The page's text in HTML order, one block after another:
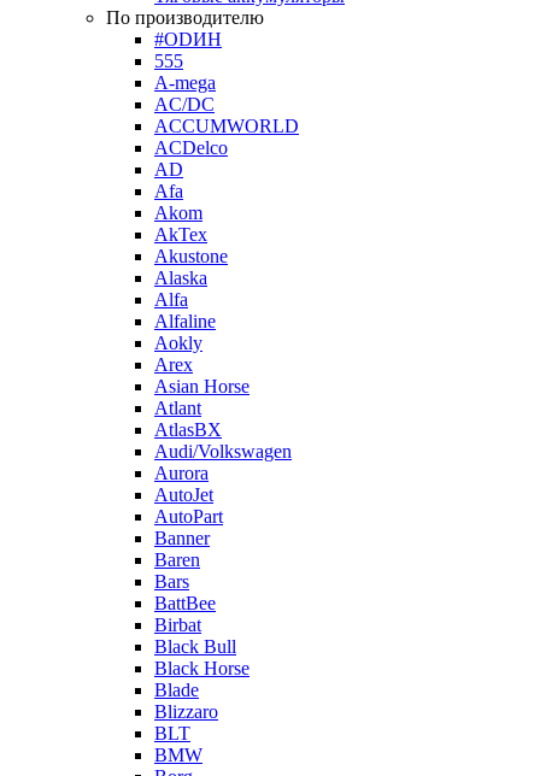
По производителю
#ODИН
555
A-mega
AC/DC
ACCUMWORLD
ACDelco
AD
Afa
Akom
AkTex
Akustone
Alaska
Alfa
Alfaline
Aokly
Arex
Asian Horse
Atlant
AtlasBX
Audi/Volkswagen
Aurora
AutoJet
AutoPart
Banner
Baren
Bars
BattBee
Birbat
Black Bull
Black Horse
Blade
Blizzaro
BLT
BMW